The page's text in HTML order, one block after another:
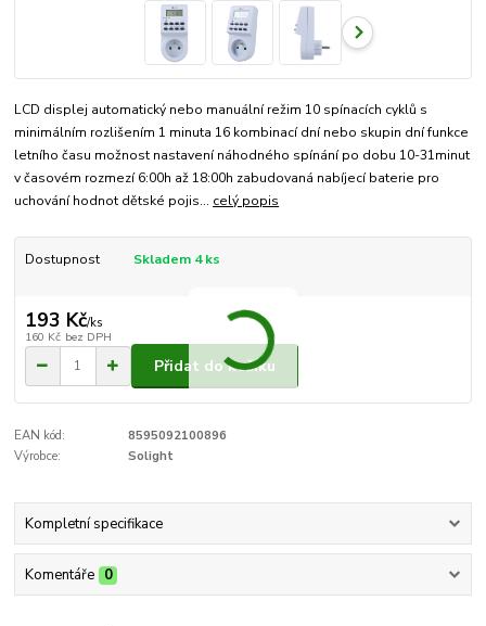
LCD displej automatický nebo manuální režim 10 spínacích cyklů s
minimálním rozlišením 1 minuta 16 kombinací dní nebo skupin dní funkce
letního času možnost nastavení náhodného spínání po dobu 10-31minut
v časovém rozmezí 6:00h až 18:00h zabudovaná nabíjecí baterie pro
uchování hodnot dětské pojis... celý popis
Dostupnost Skladem 4 ks
193 Kč/ks
160 Kč bez DPH
Přidat do košíku
EAN kód:
8595092100896
Výrobce:
Solight
Kompletní specifikace
Komentáře 0